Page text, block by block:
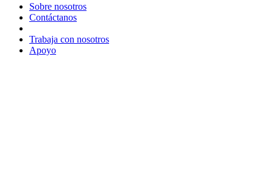
Sobre nosotros
Contáctanos
Trabaja con nosotros
Apoyo